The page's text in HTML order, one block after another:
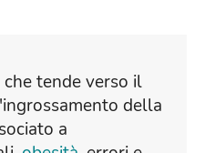
tende verso il
della
a